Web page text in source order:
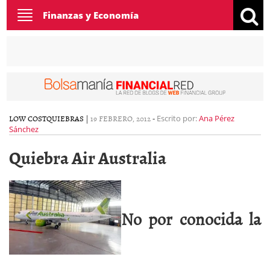
Toggle
navigation
Finanzas y Economía
LOW COSTQUIEBRAS | 19 FEBRERO, 2012- Escrito por:Ana Pérez
Sánchez
Quiebra Air Australia
No por conocida la